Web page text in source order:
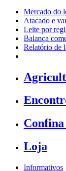
Mercado do
Atacado e
Leite por
Balança
Relatório de
Loja
Informativos